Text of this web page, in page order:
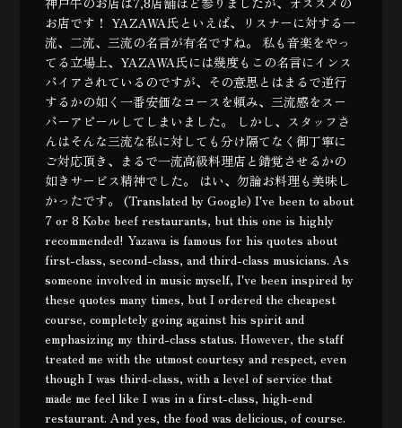
お店です！ YAZAWA氏といえば、リスナーに対する一
流、二流、三流の名言が有名ですね。 私も音楽をやっ
てる立場上、YAZAWA氏には幾度もこの名言にインス
パイアされているのですが、その意思とはまるで逆行
するかの如く一番安価なコースを頼み、三流感をスー
パーアピールしてしまいました。 しかし、スタッフさ
んはそんな三流な私に対しても分け隔てなく御丁寧に
ご対応頂き、まるで一流高級料理店と錯覚させるかの
如きサービス精神でした。 はい、勿論お料理も美味し
かったです。 (Translated by Google) I've been to about
7 or 8 Kobe beef restaurants, but this one is highly
recommended! Yazawa is famous for his quotes about
first-class, second-class, and third-class musicians. As
someone involved in music myself, I've been inspired by
these quotes many times, but I ordered the cheapest
course, completely going against his spirit and
emphasizing my third-class status. However, the staff
treated me with the utmost courtesy and respect, even
though I was third-class, with a level of service that
made me feel like I was in a first-class, high-end
restaurant. And yes, the food was delicious, of course.